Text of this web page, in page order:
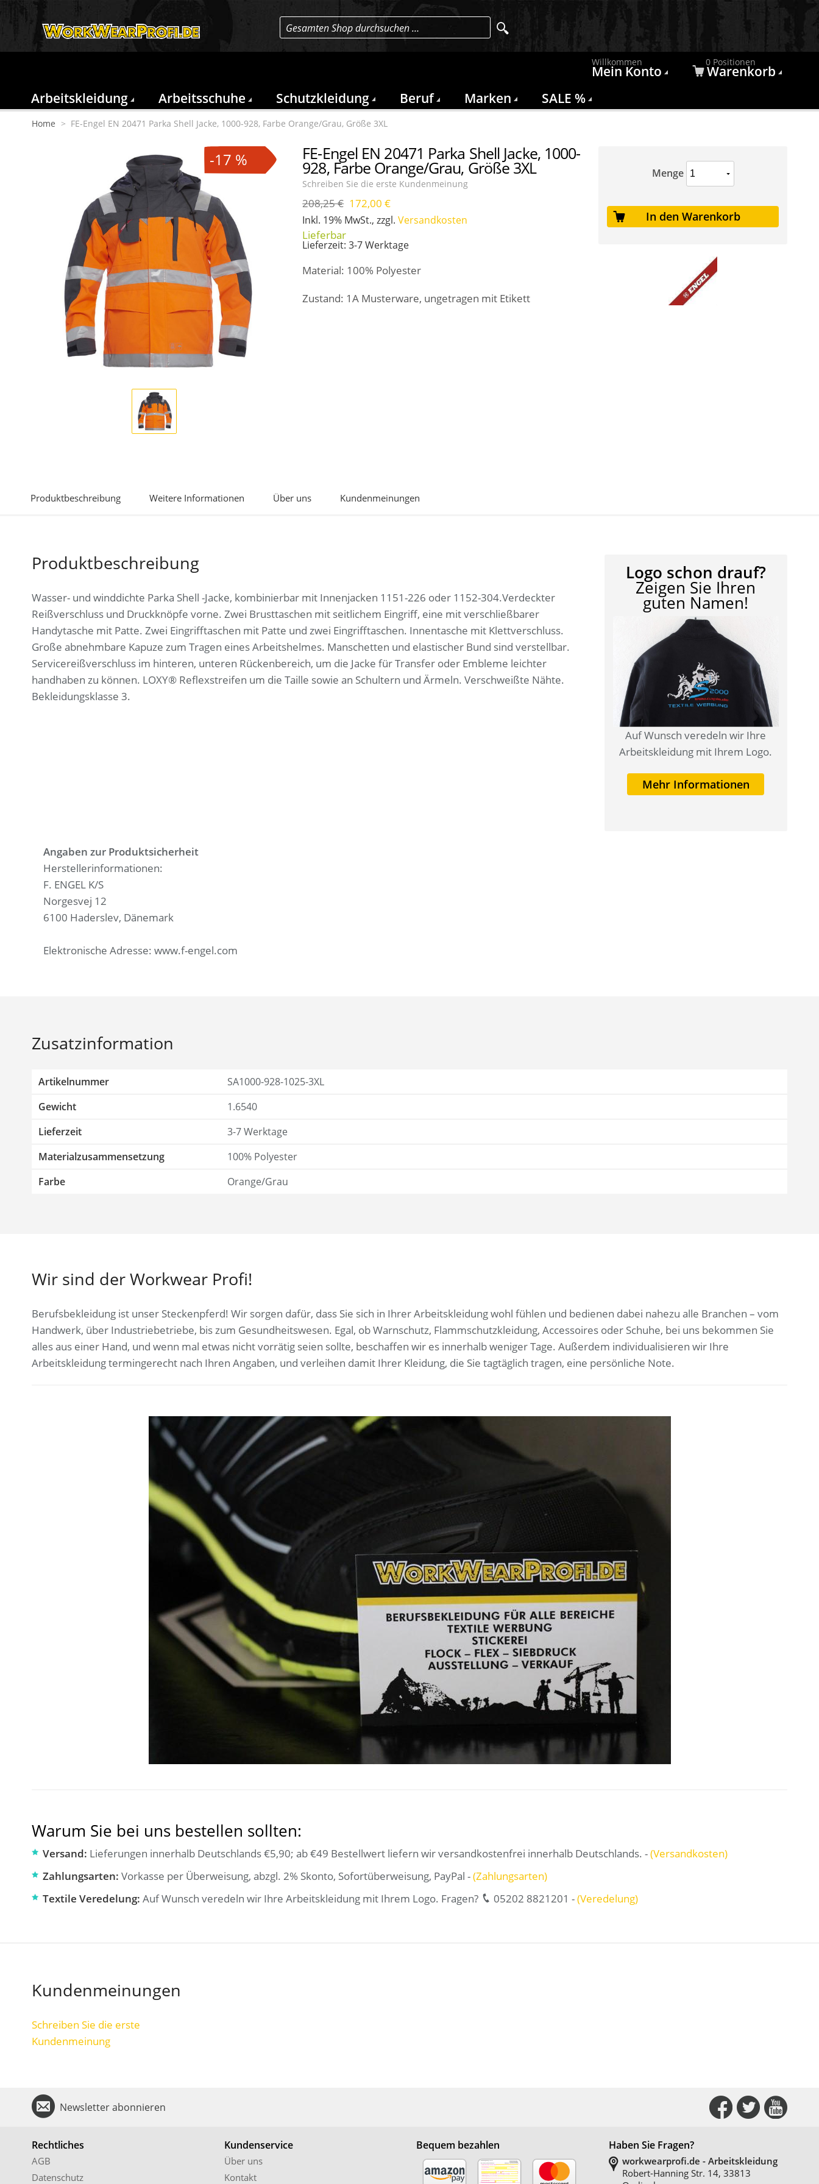
Gesamten Shop durchsuchen …
Willkommen
Mein Konto
0 Positionen
Warenkorb
Arbeitskleidung
Arbeitsschuhe Schutzkleidung Beruf Marken SALE %
Home > FE-Engel EN 20471 Parka Shell Jacke, 1000-928, Farbe Orange/Grau, Größe 3XL
-17 %
1
FE-Engel EN 20471 Parka Shell Jacke, 1000-
928, Farbe Orange/Grau, Größe 3XL
Schreiben Sie die erste Kundenmeinung
-17
%
208,25 € 172,00 €
Inkl. 19% MwSt.,zzgl.Versandkosten
Lieferzeit: 3-7 Werktage
Material: 100% Polyester
Zustand: 1A Musterware, ungetragen mit Etikett
Menge
In den Warenkorb
Produktbeschreibung Weitere Informationen Über uns Kundenmeinungen
Logo schon drauf?
Zeigen Sie Ihren
guten Namen!
Auf Wunsch veredeln wir Ihre
Arbeitskleidung mit Ihrem Logo.
Mehr Informationen
Produktbeschreibung
Wasser- und winddichte Parka Shell -Jacke, kombinierbar mit Innenjacken 1151-226 oder 1152-304.Verdeckter
Reißverschluss und Druckknöpfe vorne. Zwei Brusttaschen mit seitlichem Eingriff, eine mit verschließbarer
Handytasche mit Patte. Zwei Eingrifftaschen mit Patte und zwei Eingrifftaschen. Innentasche mit Klettverschluss.
Große abnehmbare Kapuze zum Tragen eines Arbeitshelmes. Manschetten und elastischer Bund sind verstellbar.
Servicereißverschluss im hinteren, unteren Rückenbereich, um die Jacke für Transfer oder Embleme leichter
handhaben zu können. LOXY® Reflexstreifen um die Taille sowie an Schultern und Ärmeln. Verschweißte Nähte.
Bekleidungsklasse 3.
Angaben zur Produktsicherheit
Herstellerinformationen:
F. ENGEL K/S
Norgesvej 12
6100 Haderslev, Dänemark
Elektronische Adresse: www.f-engel.com
Zusatzinformation
Artikelnummer
SA1000-928-1025-3XL
Gewicht
1.6540
Lieferzeit
3-7 Werktage
Materialzusammensetzung
100% Polyester
Farbe
Orange/Grau
Wir sind der Workwear Profi!
Berufsbekleidung ist unser Steckenpferd! Wir sorgen dafür, dass Sie sich in Ihrer Arbeitskleidung wohl fühlen und bedienen dabei nahezu alle Branchen – vom
Handwerk, über Industriebetriebe, bis zum Gesundheitswesen. Egal, ob Warnschutz, Flammschutzkleidung, Accessoires oder Schuhe, bei uns bekommen Sie
alles aus einer Hand, und wenn mal etwas nicht vorrätig seien sollte, beschaffen wir es innerhalb weniger Tage. Außerdem individualisieren wir Ihre
Arbeitskleidung termingerecht nach Ihren Angaben, und verleihen damit Ihrer Kleidung, die Sie tagtäglich tragen, eine persönliche Note.
Warum Sie bei uns bestellen sollten:
Versand: Lieferungen innerhalb Deutschlands €5,90; ab €49 Bestellwert liefern wir versandkostenfrei innerhalb Deutschlands. -(Versandkosten)
Zahlungsarten: Vorkasse per Überweisung, abzgl. 2% Skonto, Sofortüberweisung, PayPal -(Zahlungsarten)
Textile Veredelung: Auf Wunsch veredeln wir Ihre Arbeitskleidung mit Ihrem Logo. Fragen? 05202 8821201 -(Veredelung)
Kundenmeinungen
Schreiben Sie die erste
Kundenmeinung
Newsletter abonnieren
Us
Us
on
Connect
Us
on
Rechtliches
AGB
Datenschutz
Kundenservice
Über uns
Kontakt
Bequem bezahlen Haben Sie Fragen?
workwearprofi.de - Arbeitskleidung
Robert-Hanning Str. 14, 33813